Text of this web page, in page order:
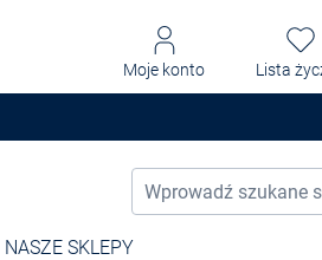
Moje konto Lista
NASZE SKLEPY